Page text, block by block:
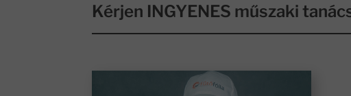
Kérjen INGYENES műszaki